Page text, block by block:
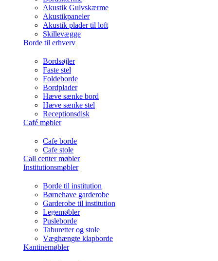
Akustik Gulvskærme
Akustikpaneler
Akustik plader til loft
Skillevægge
Borde til erhverv
Bordsøjler
Faste stel
Foldeborde
Bordplader
Hæve sænke bord
Hæve sænke stel
Receptionsdisk
Café møbler
Cafe borde
Cafe stole
Call center møbler
Institutionsmøbler
Borde til institution
Børnehave garderobe
Garderobe til institution
Legemøbler
Pusleborde
Taburetter og stole
Væghængte klapborde
Kantinemøbler